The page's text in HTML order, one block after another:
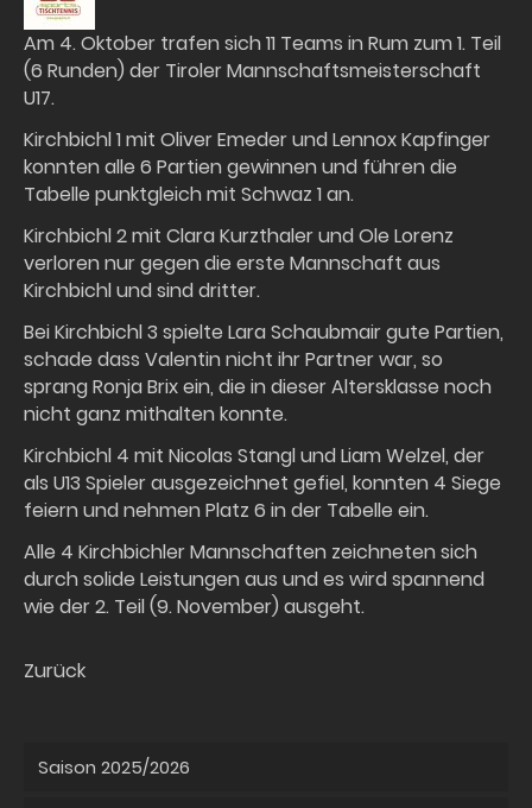
Am 4. Oktober trafen sich 11 Teams in Rum zum 1. Teil
(6 Runden) der Tiroler Mannschaftsmeisterschaft
U17.
Kirchbichl 1 mit Oliver Emeder und Lennox Kapfinger
konnten alle 6 Partien gewinnen und führen die
Tabelle punktgleich mit Schwaz 1 an.
Kirchbichl 2 mit Clara Kurzthaler und Ole Lorenz
verloren nur gegen die erste Mannschaft aus
Kirchbichl und sind dritter.
Bei Kirchbichl 3 spielte Lara Schaubmair gute Partien,
schade dass Valentin nicht ihr Partner war, so
sprang Ronja Brix ein, die in dieser Altersklasse noch
nicht ganz mithalten konnte.
Kirchbichl 4 mit Nicolas Stangl und Liam Welzel, der
als U13 Spieler ausgezeichnet gefiel, konnten 4 Siege
feiern und nehmen Platz 6 in der Tabelle ein.
Alle 4 Kirchbichler Mannschaften zeichneten sich
durch solide Leistungen aus und es wird spannend
wie der 2. Teil (9. November) ausgeht.
Zurück
Saison 2025/2026